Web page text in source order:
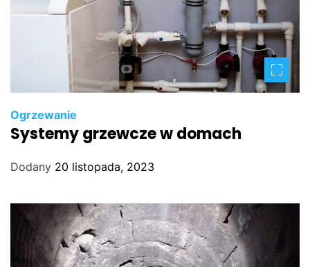
Ogrzewanie
Systemy grzewcze w domach
Dodany 20 listopada, 2023